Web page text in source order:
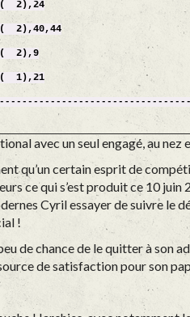
avec un seul engagé, au nez
qu’un certain esprit de
ce qui s’est produit ce 10
Cyril essayer de suivre le
!
de chance de le quitter à
de satisfaction pour son